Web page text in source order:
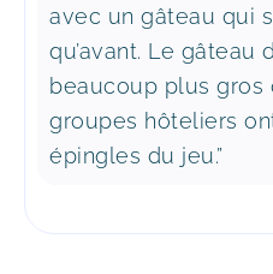
avec un gâteau qui
qu’avant. Le gâteau
beaucoup plus gros
groupes hôteliers
épingles du jeu.”